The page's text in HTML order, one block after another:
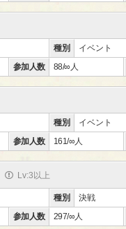
種別 イベント
参加人数 88/∞人
種別 イベント
参加人数 161/∞人
Lv:3以上
種別 決戦
参加人数 297/∞人